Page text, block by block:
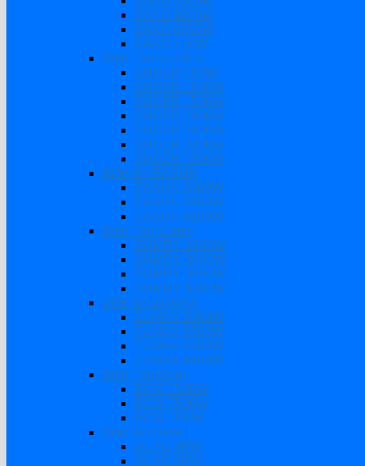
SAKO 4200W
SAKO 6200W
SAKO 11KW
Biến Tần SUOER
SUOER 500W
SUOER 1000W
SUOER 1500W
SUOER 2000W
SUOER 3000W
SUOER 3200W
SUOER 5000W
Biến tần EASUN
EASUN 3000W
EASUN 3800W
EASUN 6200W
Biến Tần Sumry
SUMRY 1800W
SUMRY 3000W
SUMRY 3800W
SUMRY 6200W
Biến tần ZUMAX
ZUMAX 3000W
ZUMAX 5500W
ZUMAX 6200W
ZUMAX 6600W
Biến Tần Bơm
BƠM 5500W
BƠM 7500W
BƠM 15KW
Biến tần Deye
DEYE 3KW
DEYE 5KW